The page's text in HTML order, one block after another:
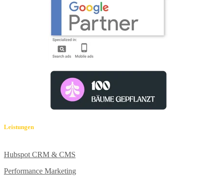
Leistungen
Hubspot CRM & CMS
Performance Marketing